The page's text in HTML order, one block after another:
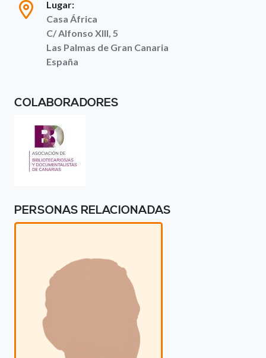
Lugar:
Casa África
C/ Alfonso XIII, 5
Las Palmas de Gran Canaria
España
COLABORADORES
PERSONAS RELACIONADAS